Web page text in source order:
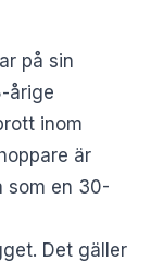
på sin
årige
inom
är
som en 30-
Det gäller